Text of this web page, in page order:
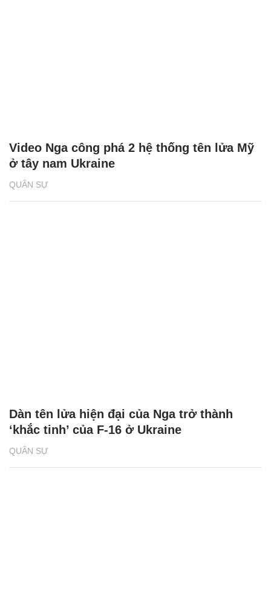
QUÂN SỰ
Video Nga công phá 2 hệ thống tên lửa Mỹ
ở tây nam Ukraine
QUÂN SỰ
Dàn tên lửa hiện đại của Nga trở thành
‘khắc tinh’ của F-16 ở Ukraine